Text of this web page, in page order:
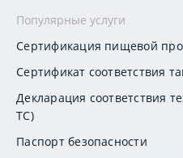
Популярные услуги
Сертификация пищевой
Сертификат соответствия
Декларация соответствия
ТС)
Паспорт безопасности